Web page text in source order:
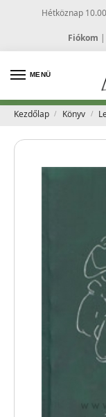
Hétköznap
Fiókom |
MENÜ
Kezdőlap / Könyv /